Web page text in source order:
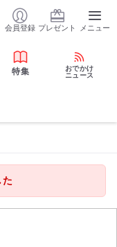
会員登録 プレゼント メニュー
特集
おでかけ
ニュース
た